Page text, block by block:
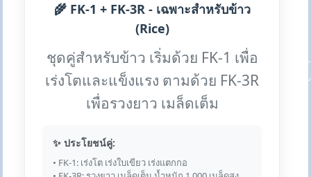
🌾 FK-1 + FK-3R - เฉพาะสำหรับข้าว
(Rice)
ชุดคู่สำหรับข้าว เริ่มด้วย FK-1 เพื่อ
เร่งโตและแข็งแรง ตามด้วย FK-3R
เพื่อรวงยาว เมล็ดเต็ม
✨ ประโยชน์คู่:
• FK-1: เร่งโต เร่งใบเขียว เร่งแตกกอ